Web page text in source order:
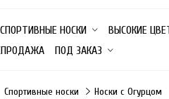
НОСКИ ВЫСОКИЕ
ПОД ЗАКАЗ
Спортивные носки Носки с Огурцом